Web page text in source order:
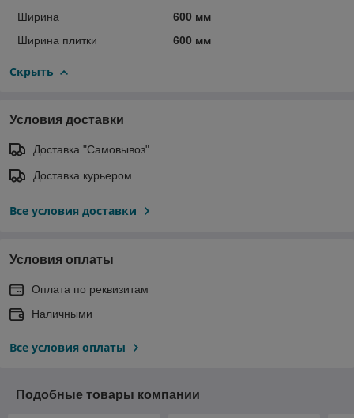
Ширина
600 мм
Ширина плитки
600 мм
Скрыть
Условия доставки
Доставка "Самовывоз"
Доставка курьером
Все условия доставки
Условия оплаты
Оплата по реквизитам
Наличными
Все условия оплаты
Подобные товары компании